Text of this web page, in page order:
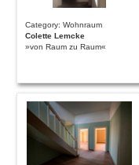
Category: Wohnraum
Colette Lemcke
»von Raum zu Raum«